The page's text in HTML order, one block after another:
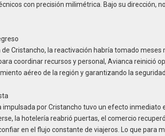
con precisión milimétrica. Bajo su dirección,
Cristancho, la reactivación habría tomado meses
coordinar recursos y personal, Avianca reinició
aéreo de la región y garantizando la
impulsada por Cristancho tuvo un efecto inmediato
la hotelería reabrió puertas, el comercio
en el flujo constante de viajeros. Lo que para